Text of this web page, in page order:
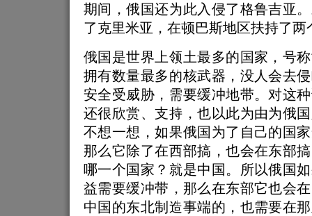
期间，俄国还为此入侵了格鲁吉亚
了克里米亚，在顿巴斯地区扶持了两
俄国是世界上领土最多的国家，号
拥有数量最多的核武器，没人会去
安全受威胁，需要缓冲地带。对这
还很欣赏、支持，也以此为由为俄
不想一想，如果俄国为了自己的国
那么它除了在西部搞，也会在东部
哪一个国家？就是中国。所以俄国
益需要缓冲带，那么在东部它也会
中国的东北制造事端的，也需要在